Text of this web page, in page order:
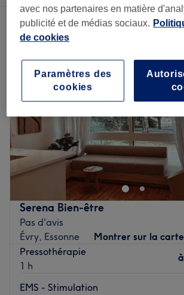
Un établissement offrant:pressothérapie à Évry,
Serena Bien-être
Pas d'avis
Évry, Essonne
Montrer sur la carte
Pressothérapie
1 h
EMS - Stimulation
avec nos partenaires en matière
publicité et de médias sociaux.
de cookies
Paramètres des
cookies